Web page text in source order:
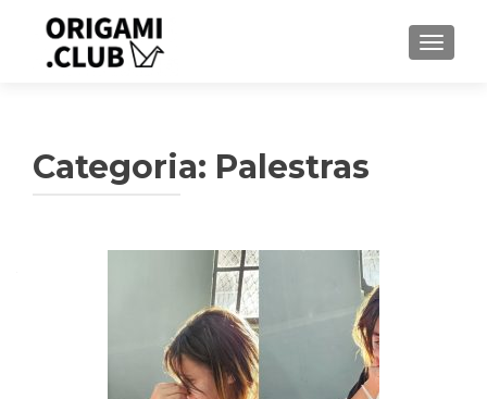
Categoria: Palestras
Navegação